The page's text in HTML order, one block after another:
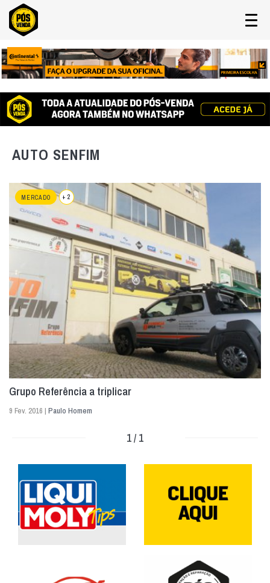
AUTO SENFIM
MERCADO + 2
Grupo Referência a triplicar
9 Fev. 2016 | Paulo Homem
1 / 1